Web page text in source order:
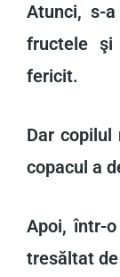
Atunci, s-
fructele
fericit.
Dar
copacul a
Apoi, într-
tresăltat